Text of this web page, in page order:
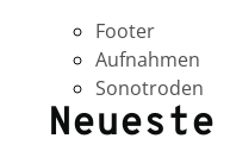
Footer
Aufnahmen
Sonotroden
Neueste